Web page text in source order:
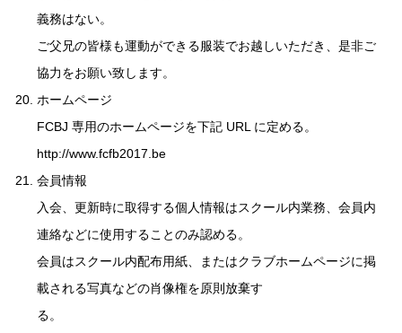
義務はない。
ご父兄の皆様も運動ができる服装でお越しいただき、是非ご
協力をお願い致します。
ホームページ
FCBJ 専用のホームページを下記 URL に定める。
http://www.fcfb2017.be
会員情報
入会、更新時に取得する個人情報はスクール内業務、会員内
連絡などに使用することのみ認める。
会員はスクール内配布用紙、またはクラブホームページに掲
載される写真などの肖像権を原則放棄す
る。